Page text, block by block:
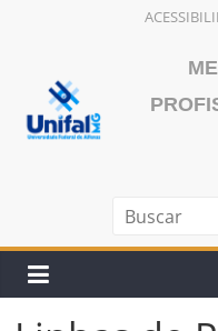
conteúdo